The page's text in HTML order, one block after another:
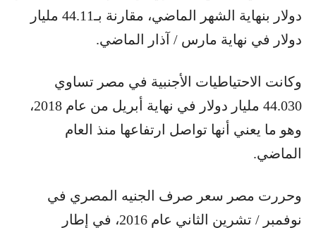
دولار بنهاية الشهر الماضي، مقارنة بـ44.11 مليار
دولار في نهاية مارس / آذار الماضي.
وكانت الاحتياطيات الأجنبية في مصر تساوي
44.030 مليار دولار في نهاية أبريل من عام 2018،
وهو ما يعني أنها تواصل ارتفاعها منذ العام
الماضي.
وحررت مصر سعر صرف الجنيه المصري في
نوفمبر / تشرين الثاني عام 2016، في إطار